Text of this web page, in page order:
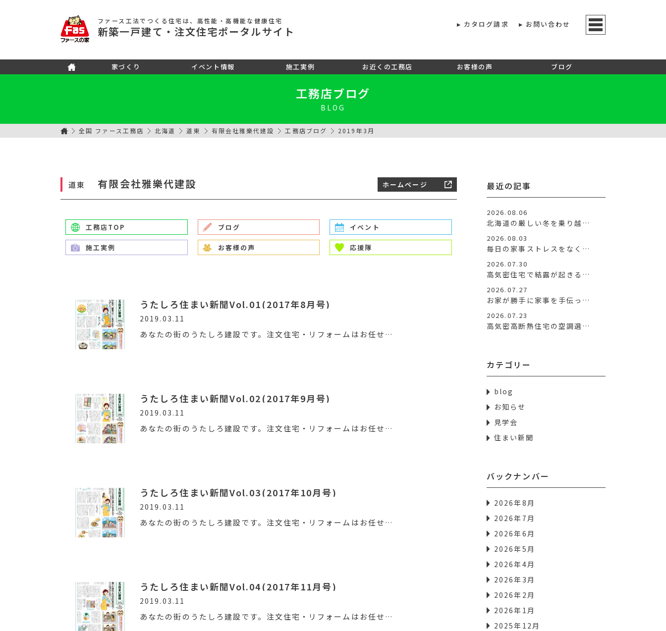
ファース工法でつくる住宅 は、高性能・高機能な健康住宅
新築一戸建て ・注文住宅ポータルサイト
カタログ請求 お問い合わせ
家づくり イベント情報 施工実例 お近くの工務店 お客様の声 ブログ
工務店ブログ
BLOG
全国 ファース工務店 北海道 道東 有限会社雅樂代建設 工務店ブログ 2019年3月
道東 有限会社雅樂代建設 ホームページ
工務店TOP ブログ イベント
施工実例 お客様の声 応援隊
うたしろ住まい新聞Vol.01(2017年8月号)
2019.03.11
あなたの街のうたしろ建設です。注文住宅・リフォームはお任せ…
うたしろ住まい新聞Vol.02(2017年9月号)
2019.03.11
あなたの街のうたしろ建設です。注文住宅・リフォームはお任せ…
うたしろ住まい新聞Vol.03(2017年10月号)
2019.03.11
あなたの街のうたしろ建設です。注文住宅・リフォームはお任せ…
うたしろ住まい新聞Vol.04(2017年11月号)
2019.03.11
あなたの街のうたしろ建設です。注文住宅・リフォームはお任せ…
最近の記事
2026.08.06
北海道の厳しい冬を乗り越…
2026.08.03
毎日の家事ストレスをなく…
2026.07.30
高気密住宅で結露が起きる…
2026.07.27
お家が勝手に家事を手伝っ…
2026.07.23
高気密高断熱住宅の空調選…
カテゴリー
blog
お知らせ
見学会
住まい新聞
バックナンバー
2026年8月
2026年7月
2026年6月
2026年5月
2026年4月
2026年3月
2026年2月
2026年1月
2025年12月